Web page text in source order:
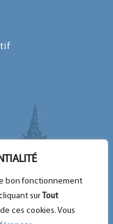
bon fonctionnement
sur Tout
ces cookies. Vous